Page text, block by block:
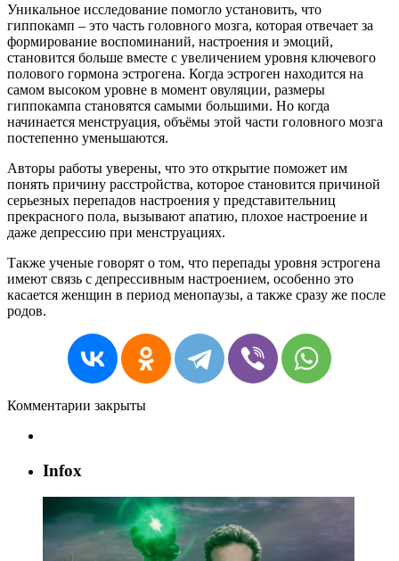
Уникальное исследование помогло установить, что
гиппокамп – это часть головного мозга, которая отвечает за
формирование воспоминаний, настроения и эмоций,
становится больше вместе с увеличением уровня ключевого
полового гормона эстрогена. Когда эстроген находится на
самом высоком уровне в момент овуляции, размеры
гиппокампа становятся самыми большими. Но когда
начинается менструация, объёмы этой части головного мозга
постепенно уменьшаются.
Авторы работы уверены, что это открытие поможет им
понять причину расстройства, которое становится причиной
серьезных перепадов настроения у представительниц
прекрасного пола, вызывают апатию, плохое настроение и
даже депрессию при менструациях.
Также ученые говорят о том, что перепады уровня эстрогена
имеют связь с депрессивным настроением, особенно это
касается женщин в период менопаузы, а также сразу же после
родов.
Комментарии закрыты
Infox